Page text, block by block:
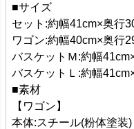
■サイズ
セット:約幅41cm×奥行
ワゴン:約幅40cm×奥行
バスケットＭ:約幅
バスケットＬ:約幅
■素材
【ワゴン】
本体:スチール(粉体塗装)